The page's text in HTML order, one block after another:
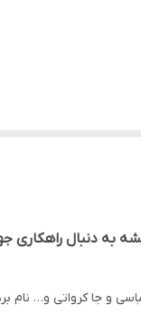
به دنبال راهکاری
و جا کرواتی و… نام